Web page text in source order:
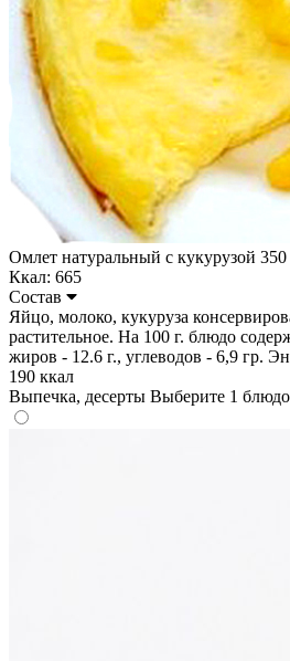
Омлет натуральный с кукурузой
Ккал: 665
Состав
Яйцо, молоко, кукуруза
растительное. На 100 г. блюдо
жиров - 12.6 г., углеводов - 6,9 гр.
190 ккал
Выпечка, десерты Выберите 1 блюдо